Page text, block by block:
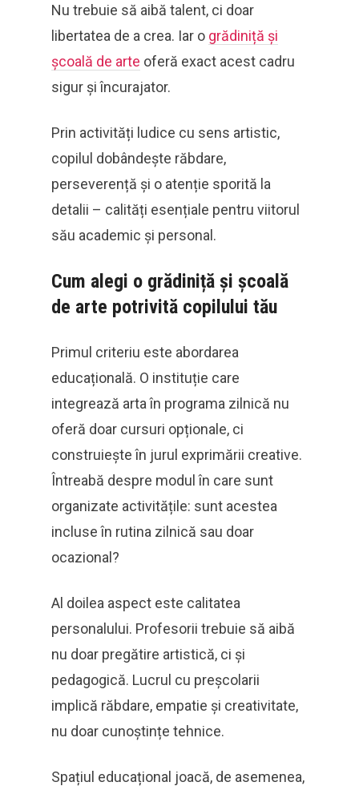
Nu trebuie să aibă talent, ci doar
libertatea de a crea. Iar o grădiniță și
școală de arte oferă exact acest cadru
sigur și încurajator.
Prin activități ludice cu sens artistic,
copilul dobândește răbdare,
perseverență și o atenție sporită la
detalii – calități esențiale pentru viitorul
său academic și personal.
Cum alegi o grădiniță și școală
de arte potrivită copilului tău
Primul criteriu este abordarea
educațională. O instituție care
integrează arta în programa zilnică nu
oferă doar cursuri opționale, ci
construiește în jurul exprimării creative.
Întreabă despre modul în care sunt
organizate activitățile: sunt acestea
incluse în rutina zilnică sau doar
ocazional?
Al doilea aspect este calitatea
personalului. Profesorii trebuie să aibă
nu doar pregătire artistică, ci și
pedagogică. Lucrul cu preșcolarii
implică răbdare, empatie și creativitate,
nu doar cunoștințe tehnice.
Spațiul educațional joacă, de asemenea,